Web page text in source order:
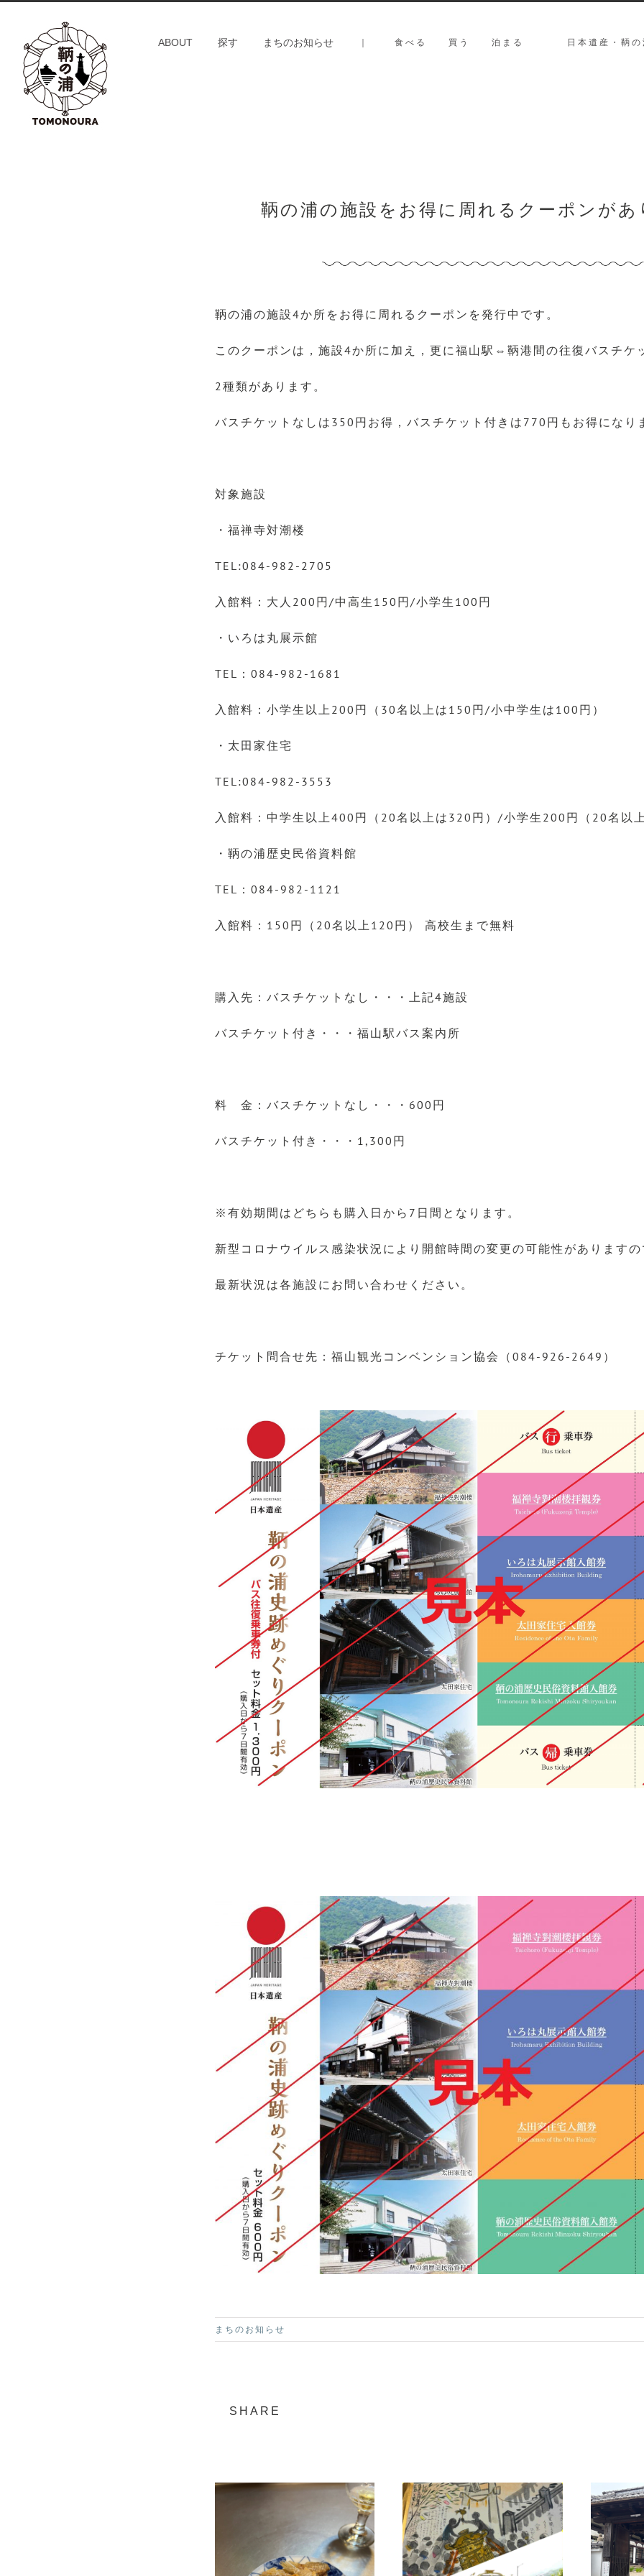
ABOUT 探す まちのお知らせ 食べる 買う 泊まる 日本遺産・鞆
鞆の浦の施設をお得に周れるクーポンが
鞆の浦の施設4か所をお得に周れるクーポンを発行中です。
このクーポンは，施設4か所に加え，更に福山駅⇔鞆港間の往復バスチケ
2種類があります。
バスチケットなしは350円お得，バスチケット付きは770円もお得になり
対象施設
・福禅寺対潮楼
TEL:084-982-2705
入館料：大人200円/中高生150円/小学生100円
・いろは丸展示館
TEL：084-982-1681
入館料：小学生以上200円（30名以上は150円/小中学生は100円）
・太田家住宅
TEL:084-982-3553
入館料：中学生以上400円（20名以上は320円）/小学生200円（20名以
・鞆の浦歴史民俗資料館
TEL：084-982-1121
入館料：150円（20名以上120円） 高校生まで無料
購入先：バスチケットなし・・・上記4施設
バスチケット付き・・・福山駅バス案内所
料 金：バスチケットなし・・・600円
バスチケット付き・・・1,300円
※有効期間はどちらも購入日から7日間となります。
新型コロナウイルス感染状況により開館時間の変更の可能性があります
最新状況は各施設にお問い合わせください。
チケット問合せ先：福山観光コンベンション協会（084-926-2649）
まちのお知らせ
SHARE